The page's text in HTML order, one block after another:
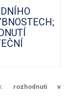
rozhodnutí v